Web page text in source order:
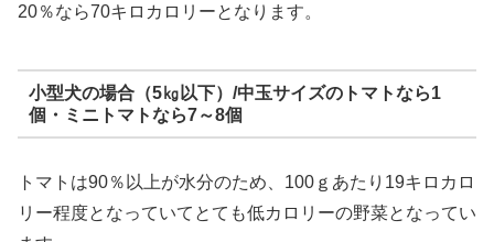
20％なら70キロカロリーとなります。
小型犬の場合（5㎏以下）/中玉サイズのトマトなら1
個・ミニトマトなら7～8個
トマトは90％以上が水分のため、100ｇあたり19キロカロ
リー程度となっていてとても低カロリーの野菜となってい